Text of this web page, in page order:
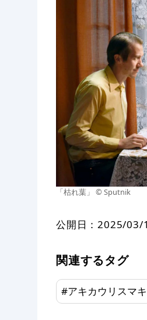
「枯れ葉」 © Sputnik
公開日：2025/03/
関連するタグ
#アキカウリスマキ